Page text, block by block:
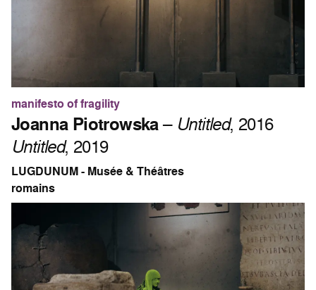
manifesto of fragility
Joanna Piotrowska– Untitled, 2016
Untitled, 2019
LUGDUNUM - Musée & Théâtres
romains